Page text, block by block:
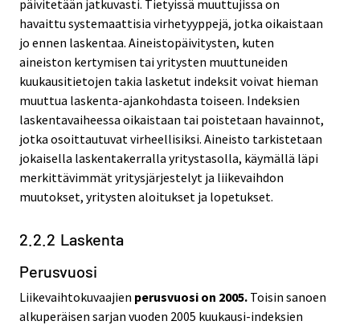
päivitetään jatkuvasti. Tietyissä muuttujissa on
havaittu systemaattisia virhetyyppejä, jotka oikaistaan
jo ennen laskentaa. Aineistopäivitysten, kuten
aineiston kertymisen tai yritysten muuttuneiden
kuukausitietojen takia lasketut indeksit voivat hieman
muuttua laskenta-ajankohdasta toiseen. Indeksien
laskentavaiheessa oikaistaan tai poistetaan havainnot,
jotka osoittautuvat virheellisiksi. Aineisto tarkistetaan
jokaisella laskentakerralla yritystasolla, käymällä läpi
merkittävimmät yritysjärjestelyt ja liikevaihdon
muutokset, yritysten aloitukset ja lopetukset.
2.2.2 Laskenta
Perusvuosi
Liikevaihtokuvaajien perusvuosi on 2005. Toisin sanoen
alkuperäisen sarjan vuoden 2005 kuukausi-indeksien